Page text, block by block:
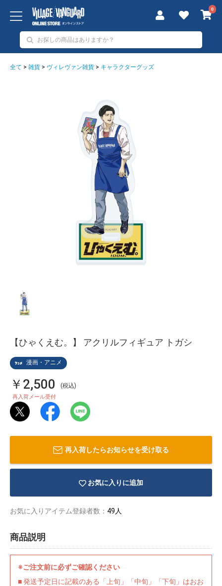
0
全て > 雑貨 > ヴィレヴァン雑貨 > キャラクターグッズ
漫画・アニメ
【ひゃくえむ。】 アクリルフィギュア トガシ
￥2,500 (税込)
再入荷メール受付
再入荷したらお知らせを受け取る
お気に入りに追加
お気に入りアイテム登録者数： 49人
商品説明
※ご注文前に必ずご確認ください
■ 発送予定日に記載のある「上旬」「中旬」「下旬」はおお